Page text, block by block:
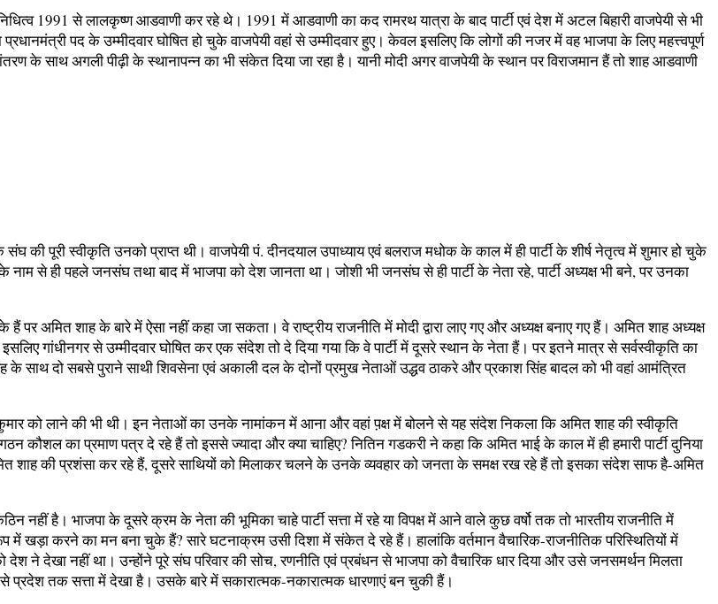
1991 से लालकृष्ण आडवाणी कर रहे थे। 1991 में आडवाणी का कद रामरथ यात्रा के बाद पार्टी एवं देश में अटल बिहारी वाजपेयी से भी
पद के उम्मीदवार घोषित हो चुके वाजपेयी वहां से उम्मीदवार हुए। केवल इसलिए कि लोगों की नजर में वह भाजपा के लिए महत्त्वपूर्ण
के साथ अगली पीढ़ी के स्थानापन्न का भी संकेत दिया जा रहा है। यानी मोदी अगर वाजपेयी के स्थान पर विराजमान हैं तो शाह आडवाणी
की पूरी स्वीकृति उनको प्राप्त थी। वाजपेयी पं. दीनदयाल उपाध्याय एवं बलराज मधोक के काल में ही पार्टी के शीर्ष नेतृत्व में शुमार हो चुके
से ही पहले जनसंघ तथा बाद में भाजपा को देश जानता था। जोशी भी जनसंघ से ही पार्टी के नेता रहे, पार्टी अध्यक्ष भी बने, पर उनका
अमित शाह के बारे में ऐसा नहीं कहा जा सकता। वे राष्ट्रीय राजनीति में मोदी द्वारा लाए गए और अध्यक्ष बनाए गए हैं। अमित शाह अध्यक्ष
गांधीनगर से उम्मीदवार घोषित कर एक संदेश तो दे दिया गया कि वे पार्टी में दूसरे स्थान के नेता हैं। पर इतने मात्र से सर्वस्वीकृति का
के साथ दो सबसे पुराने साथी शिवसेना एवं अकाली दल के दोनों प्रमुख नेताओं उद्धव ठाकरे और प्रकाश सिंह बादल को भी वहां आमंत्रित
को लाने की भी थी। इन नेताओं का उनके नामांकन में आना और वहां प़क्ष में बोलने से यह संदेश निकला कि अमित शाह की स्वीकृति
कौशल का प्रमाण पत्र दे रहे हैं तो इससे ज्यादा और क्या चाहिए? नितिन गडकरी ने कहा कि अमित भाई के काल में ही हमारी पार्टी दुनिया
शाह की प्रशंसा कर रहे हैं, दूसरे साथियों को मिलाकर चलने के उनके व्यवहार को जनता के समक्ष रख रहे हैं तो इसका संदेश साफ है-अमित
नहीं है। भाजपा के दूसरे क्रम के नेता की भूमिका चाहे पार्टी सत्ता में रहे या विपक्ष में आने वाले कुछ वर्षो तक तो भारतीय राजनीति में
में खड़ा करने का मन बना चुके हैं? सारे घटनाक्रम उसी दिशा में संकेत दे रहे हैं। हालांकि वर्तमान वैचारिक-राजनीतिक परिस्थितियों में
ने देखा नहीं था। उन्होंने पूरे संघ परिवार की सोच, रणनीति एवं प्रबंधन से भाजपा को वैचारिक धार दिया और उसे जनसमर्थन मिलता
प्रदेश तक सत्ता में देखा है। उसके बारे में सकारात्मक-नकारात्मक धारणाएं बन चुकी हैं।